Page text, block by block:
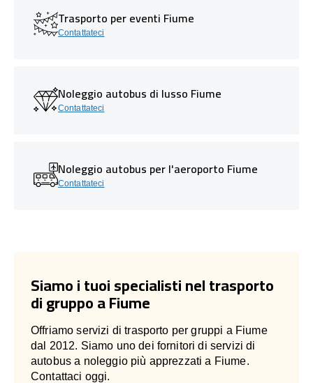
Trasporto per eventi Fiume
Contattateci
Noleggio autobus di lusso Fiume
Contattateci
Noleggio autobus per l'aeroporto Fiume
Contattateci
Siamo i tuoi specialisti nel trasporto
di gruppo a Fiume
Offriamo servizi di trasporto per gruppi a Fiume
dal 2012. Siamo uno dei fornitori di servizi di
autobus a noleggio più apprezzati a Fiume.
Contattaci oggi.